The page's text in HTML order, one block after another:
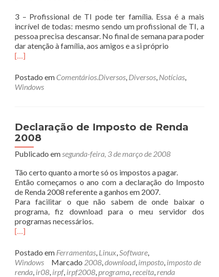
3 – Profissional de TI pode ter família. Essa é a mais
incrível de todas: mesmo sendo um profissional de TI, a
pessoa precisa descansar. No final de semana para poder
dar atenção à família, aos amigos e a si próprio
[…]
Postado em Comentários.Diversos, Diversos, Notícias,
Windows
Declaração de Imposto de Renda
2008
Publicado emsegunda-feira, 3 de março de 2008
Tão certo quanto a morte só os impostos a pagar.
Então começamos o ano com a declaração do Imposto
de Renda 2008 referente a ganhos em 2007.
Para facilitar o que não sabem de onde baixar o
programa, fiz download para o meu servidor dos
programas necessários.
[…]
Postado em Ferramentas, Linux,Software,
Windows
Marcado 2008,download, imposto, imposto de
renda, ir08, irpf, irpf2008,programa,receita,renda